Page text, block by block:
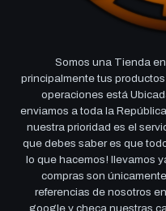
Somos una Tienda
principalmente tus
operaciones está
enviamos a toda la
nuestra prioridad es el
que debes saber es que
lo que hacemos! llevamos
compras son
referencias de nosotros
google y checa nuestras